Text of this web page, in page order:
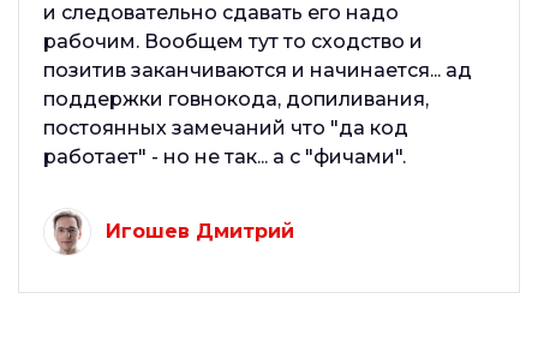
и следовательно сдавать его надо
рабочим. Вообщем тут то сходство и
позитив заканчиваются и начинается... ад
поддержки говнокода, допиливания,
постоянных замечаний что "да код
работает" - но не так... а с "фичами".
Игошев Дмитрий